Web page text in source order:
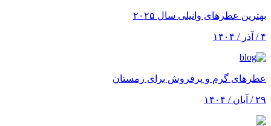
بهترین عطرهای وانیلی سال ۲۰۲۵
۴ / آذر / ۱۴۰۴
عطرهای گرم و پرفروش برای زمستان
۲۹ / آبان / ۱۴۰۴